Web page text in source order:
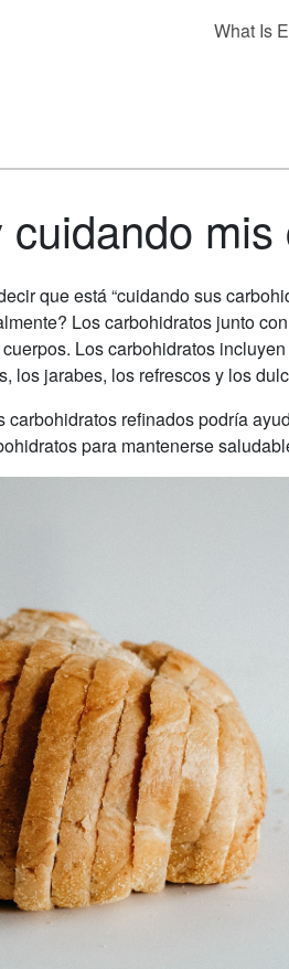
What Is
mis
que está “cuidando sus
Los carbohidratos junto
Los carbohidratos
los jarabes, los refrescos y los
refinados podría
para mantenerse